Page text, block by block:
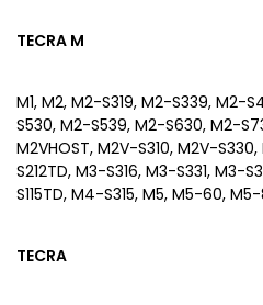
TECRA M
M1, M2, M2-S319, M2-S339, M2-
S530, M2-S539, M2-S630, M2-
M2VHOST, M2V-S310, M2V-
S212TD, M3-S316, M3-S331,
S115TD, M4-S315, M5, M5-60,
TECRA